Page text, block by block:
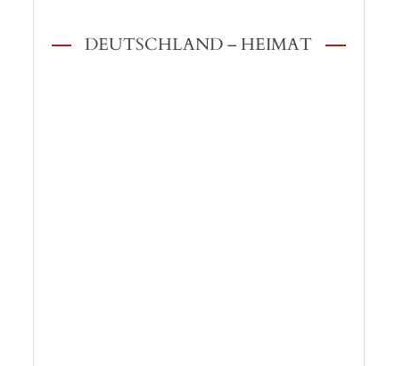
DEUTSCHLAND – HEIMAT